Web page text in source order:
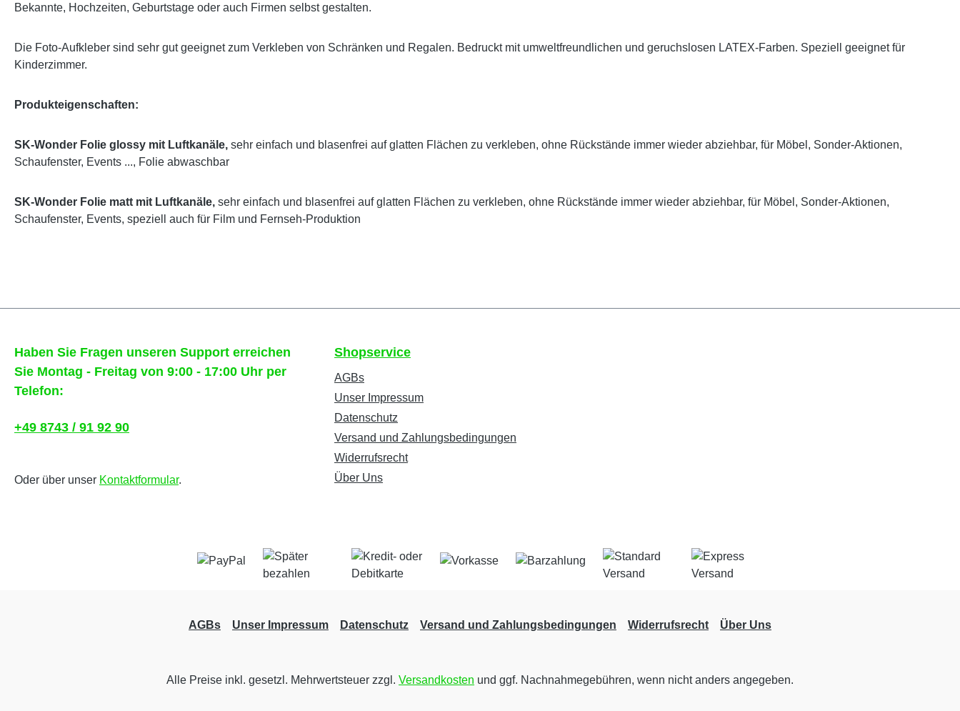
Bekannte, Hochzeiten, Geburtstage oder auch Firmen selbst gestalten.
Die Foto-Aufkleber sind sehr gut geeignet zum Verkleben von Schränken und Regalen. Bedruckt mit umweltfreundlichen und geruchslosen LATEX-Farben. Speziell geeignet für
Kinderzimmer.
Produkteigenschaften:
SK-Wonder Folie glossy mit Luftkanäle, sehr einfach und blasenfrei auf glatten Flächen zu verkleben, ohne Rückstände immer wieder abziehbar, für Möbel, Sonder-Aktionen,
Schaufenster, Events ..., Folie abwaschbar
SK-Wonder Folie matt mit Luftkanäle, sehr einfach und blasenfrei auf glatten Flächen zu verkleben, ohne Rückstände immer wieder abziehbar, für Möbel, Sonder-Aktionen,
Schaufenster, Events, speziell auch für Film und Fernseh-Produktion
Haben Sie Fragen unseren Support erreichen
Sie Montag - Freitag von 9:00 - 17:00 Uhr per
Telefon:
+49 8743 / 91 92 90
Oder über unser Kontaktformular.
Shopservice
AGBs
Unser Impressum
Datenschutz
Versand und Zahlungsbedingungen
Widerrufsrecht
Über Uns
AGBs Unser Impressum Datenschutz Versand und Zahlungsbedingungen Widerrufsrecht Über Uns
Alle Preise inkl. gesetzl. Mehrwertsteuer zzgl. Versandkosten und ggf. Nachnahmegebühren, wenn nicht anders angegeben.